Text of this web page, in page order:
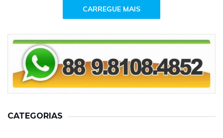
CARREGUE MAIS
CATEGORIAS